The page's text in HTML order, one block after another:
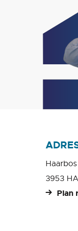
Haarbos
3953
Plan